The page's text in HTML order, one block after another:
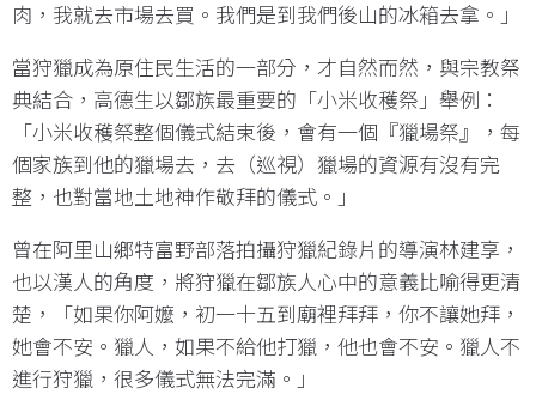
肉，我就去市場去買。我們是到我們後山的冰箱去拿。」
當狩獵成為原住民生活的一部分，才自然而然，與宗教祭
典結合，高德生以鄒族最重要的「小米收穫祭」舉例：
「小米收穫祭整個儀式結束後，會有一個『獵場祭』，每
個家族到他的獵場去，去（巡視）獵場的資源有沒有完
整，也對當地土地神作敬拜的儀式。」
曾在阿里山鄉特富野部落拍攝狩獵紀錄片的導演林建享，
也以漢人的角度，將狩獵在鄒族人心中的意義比喻得更清
楚，「如果你阿嬤，初一十五到廟裡拜拜，你不讓她拜，
她會不安。獵人，如果不給他打獵，他也會不安。獵人不
進行狩獵，很多儀式無法完滿。」